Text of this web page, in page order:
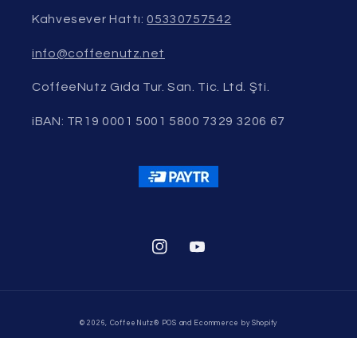
Kahvesever Hattı:05330757542
info@coffeenutz.net
CoffeeNutz Gıda Tur. San. Tic. Ltd. Şti.
iBAN: TR19 0001 5001 5800 7329 3206 67
InstagramYouTube
© 2026, CoffeeNutz® POS and Ecommerce by Shopify